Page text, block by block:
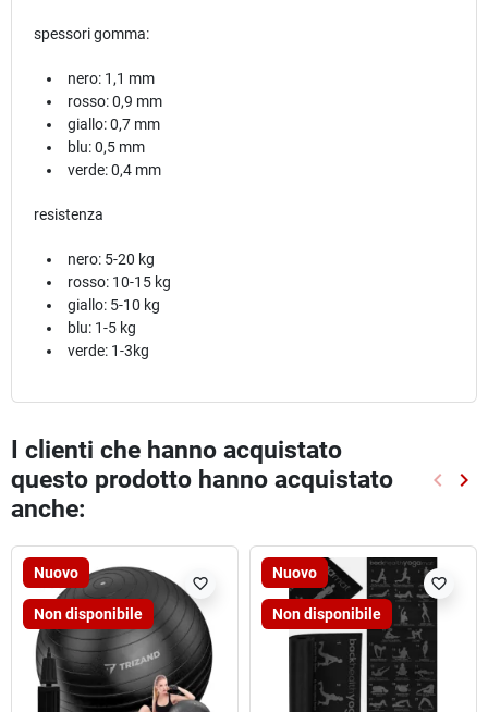
spessori gomma:
nero: 1,1 mm
rosso: 0,9 mm
giallo: 0,7 mm
blu: 0,5 mm
verde: 0,4 mm
resistenza
nero: 5-20 kg
rosso: 10-15 kg
giallo: 5-10 kg
blu: 1-5 kg
verde: 1-3kg
I clienti che hanno acquistato
questo prodotto hanno acquistato
anche:
keyboard_arrow_left keyboard_arrow_right
Nuovo
Non disponibile
favorite_border
Nuovo
Non disponibile
favorite_border